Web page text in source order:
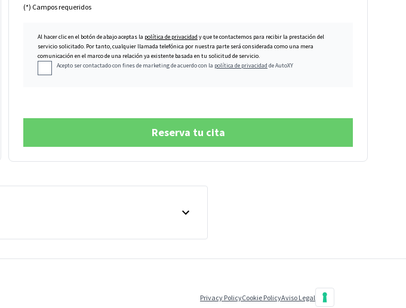
(*) Campos requeridos
Al hacer clic en el botón de abajo aceptas la política de privacidad y que te contactemos para recibir la prestación del
servicio solicitado. Por tanto, cualquier llamada telefónica por nuestra parte será considerada como una mera
comunicación en el marco de una relación ya existente basada en tu solicitud de servicio.
Acepto ser contactado con fines de marketing de acuerdo con la política de privacidad de AutoXY
Reserva tu cita
Privacy PolicyCookie PolicyAviso Legal